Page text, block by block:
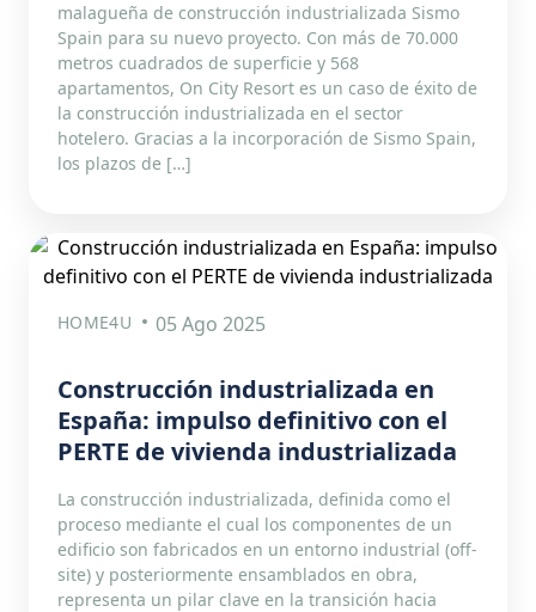
malagueña de construcción industrializada Sismo
Spain para su nuevo proyecto. Con más de 70.000
metros cuadrados de superficie y 568
apartamentos, On City Resort es un caso de éxito de
la construcción industrializada en el sector
hotelero. Gracias a la incorporación de Sismo Spain,
los plazos de […]
HOME4U 05 Ago 2025
Construcción industrializada en
España: impulso definitivo con el
PERTE de vivienda industrializada
La construcción industrializada, definida como el
proceso mediante el cual los componentes de un
edificio son fabricados en un entorno industrial (off-
site) y posteriormente ensamblados en obra,
representa un pilar clave en la transición hacia